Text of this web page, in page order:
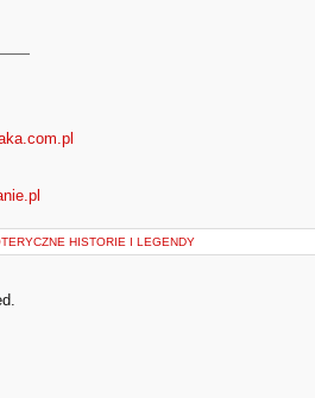
HISTORIE I LEGENDY